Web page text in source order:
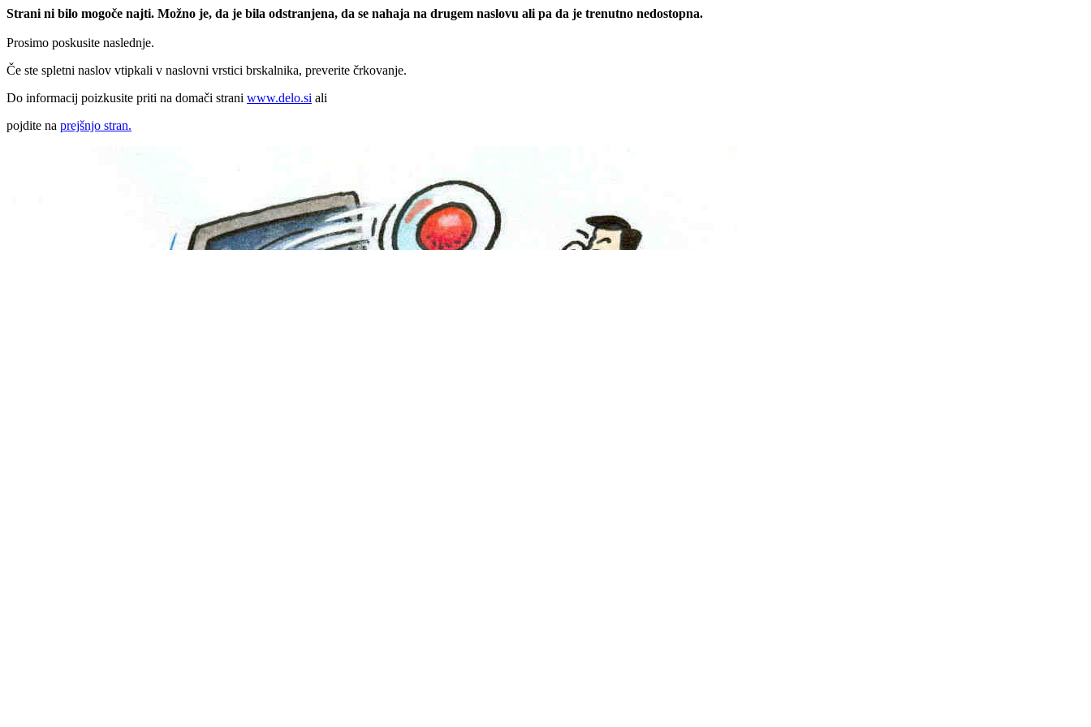
Strani ni bilo mogoče najti. Možno je, da je bila odstranjena, da se nahaja na drugem naslovu ali pa da je trenutno nedostopna.
Prosimo poskusite naslednje.
Če ste spletni naslov vtipkali v naslovni vrstici brskalnika, preverite črkovanje.
Do informacij poizkusite priti na domači strani www.delo.si ali
pojdite na prejšnjo stran.